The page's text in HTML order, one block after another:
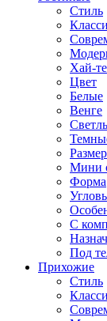
Стиль
Хай-
Цвет
Белые
Венге
Размер
Мини
Форма
С
Под
Прихожие
Стиль